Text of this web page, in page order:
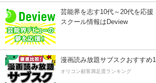
芸能界を志す10代～20代を応援
スクール情報はDeview
漫画読み放題サブスクおすすめ
オリコン顧客満足度ランキング